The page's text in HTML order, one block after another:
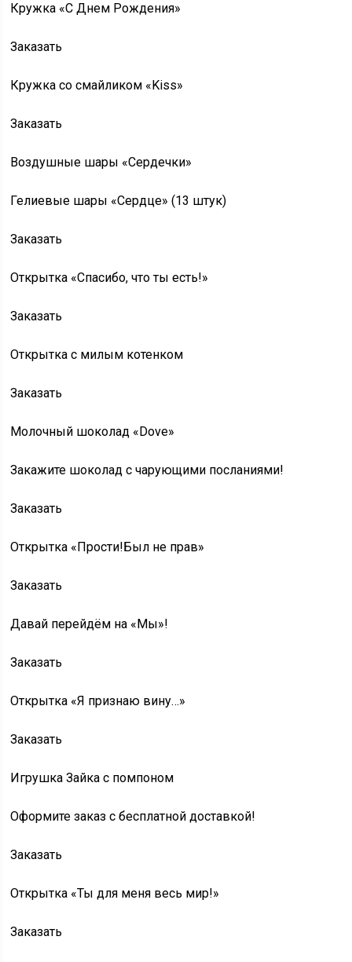
Кружка «С Днем Рождения»
Заказать
Кружка со смайликом «Kiss»
Заказать
Воздушные шары «Сердечки»
Гелиевые шары «Сердце» (13 штук)
Заказать
Открытка «Спасибо, что ты есть!»
Заказать
Открытка с милым котенком
Заказать
Молочный шоколад «Dove»
Закажите шоколад с чарующими посланиями!
Заказать
Открытка «Прости!Был не прав»
Заказать
Давай перейдём на «Мы»!
Заказать
Открытка «Я признаю вину…»
Заказать
Игрушка Зайка с помпоном
Оформите заказ с бесплатной доставкой!
Заказать
Открытка «Ты для меня весь мир!»
Заказать